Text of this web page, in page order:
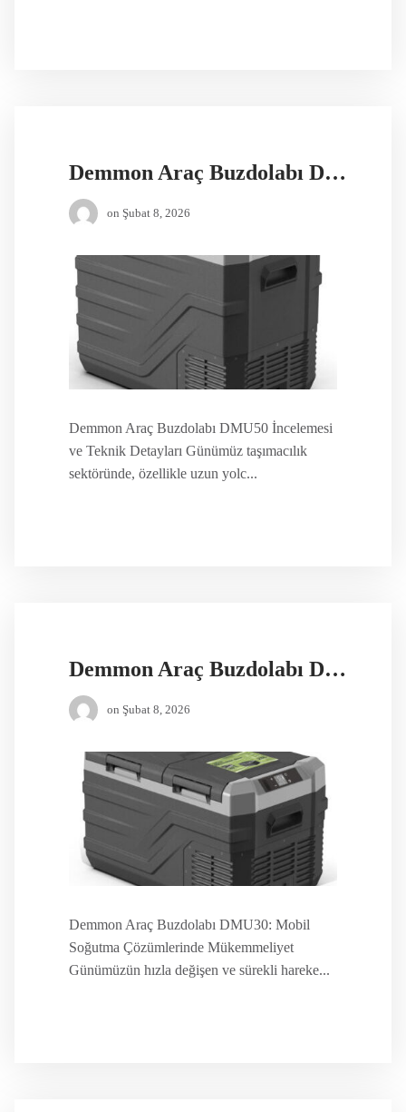
Demmon Araç Buzdolabı DMU50
on Şubat 8, 2026
Demmon Araç Buzdolabı DMU50 İncelemesi
ve Teknik Detayları Günümüz taşımacılık
sektöründe, özellikle uzun yolc...
Demmon Araç Buzdolabı DMU30
on Şubat 8, 2026
Demmon Araç Buzdolabı DMU30: Mobil
Soğutma Çözümlerinde Mükemmeliyet
Günümüzün hızla değişen ve sürekli hareke...